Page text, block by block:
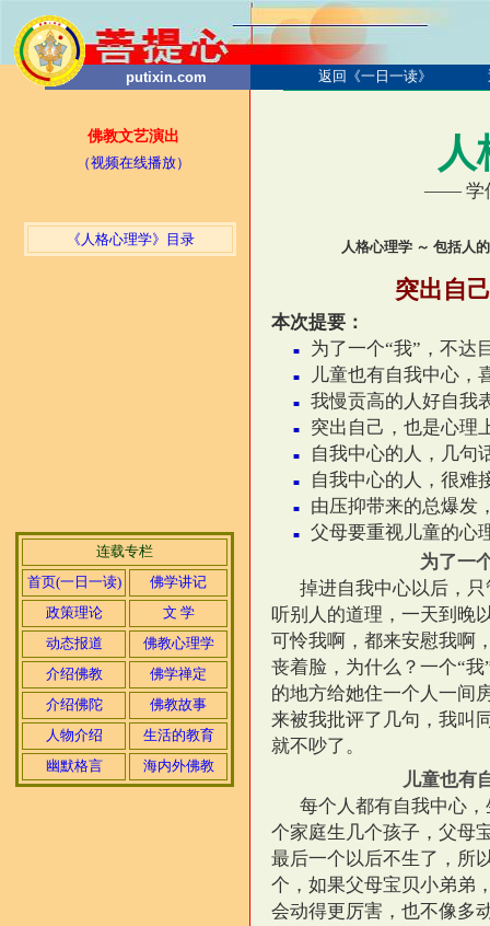
putixin.com 返回《一日一读》
佛教文艺演出
（视频在线播放）
连载专栏
首页(一日一读)
佛学讲记
政策理论
文 学
动态报道
佛教心理学
介绍佛教
佛学禅定
介绍佛陀
佛教故事
人物介绍
生活的教育
幽默格言
海内外佛教
人
—— 学
人格心理学 ～ 包括人
突出自己
本次提要：
■ 为了一个“我”，不达
■ 儿童也有自我中心，
■ 我慢贡高的人好自我
■ 突出自己，也是心理
■ 自我中心的人，几句
■ 自我中心的人，很难
■ 由压抑带来的总爆发
■ 父母要重视儿童的心
为了一
掉进自我中心以后，
听别人的道理，一天到晚
可怜我啊，都来安慰我啊
丧着脸，为什么？一个“
的地方给她住一个人一间
来被我批评了几句，我叫
就不吵了。
儿童也有
每个人都有自我中心
个家庭生几个孩子，父母
最后一个以后不生了，所
个，如果父母宝贝小弟弟
会动得更厉害，也不像多
《人格心理学》目录